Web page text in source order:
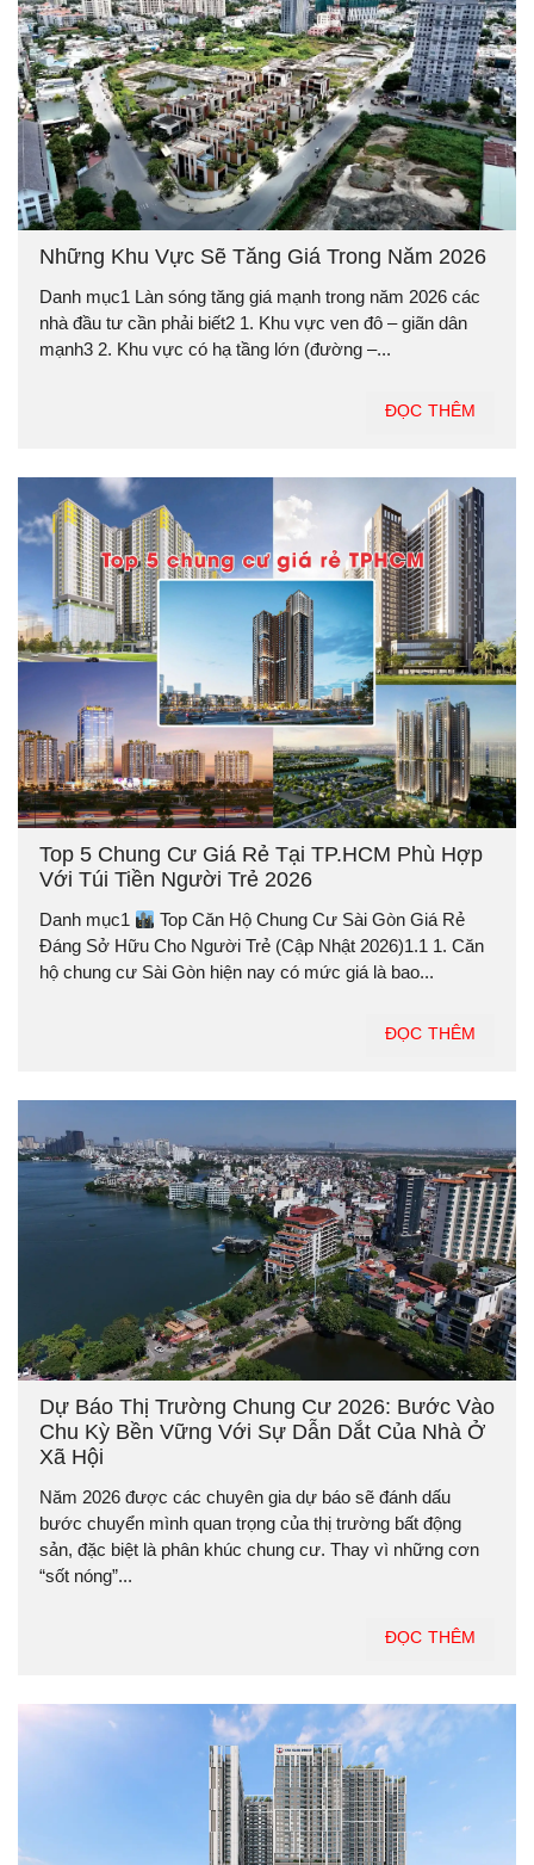
Những Khu Vực Sẽ Tăng Giá Trong Năm 2026
Danh mục1 Làn sóng tăng giá mạnh trong năm 2026 các
nhà đầu tư cần phải biết2 1. Khu vực ven đô – giãn dân
mạnh3 2. Khu vực có hạ tầng lớn (đường –...
ĐỌC THÊM
Top 5 Chung Cư Giá Rẻ Tại TP.HCM Phù Hợp
Với Túi Tiền Người Trẻ 2026
Danh mục1
Top Căn Hộ Chung Cư Sài Gòn Giá Rẻ
Đáng Sở Hữu Cho Người Trẻ (Cập Nhật 2026)1.1 1. Căn
hộ chung cư Sài Gòn hiện nay có mức giá là bao...
ĐỌC THÊM
Dự Báo Thị Trường Chung Cư 2026: Bước Vào
Chu Kỳ Bền Vững Với Sự Dẫn Dắt Của Nhà Ở
Xã Hội
Năm 2026 được các chuyên gia dự báo sẽ đánh dấu
bước chuyển mình quan trọng của thị trường bất động
sản, đặc biệt là phân khúc chung cư. Thay vì những cơn
“sốt nóng”...
ĐỌC THÊM